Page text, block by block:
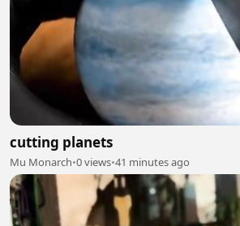
cutting planets
Mu Monarch•0 views•41 minutes ago